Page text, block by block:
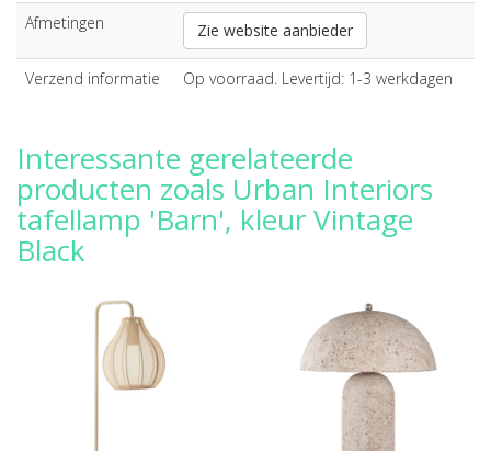
Afmetingen
Zie website aanbieder
Verzend informatie Op voorraad. Levertijd: 1-3 werkdagen
Interessante gerelateerde
producten zoals Urban Interiors
tafellamp 'Barn', kleur Vintage
Black